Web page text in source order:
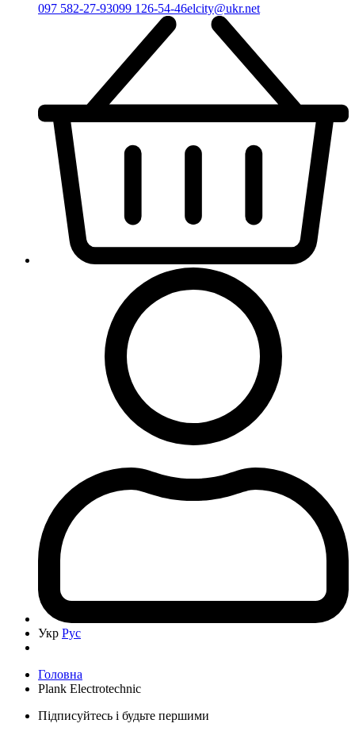
097 582-27-93099 126-54-46elcity@ukr.net
Укр Рус
Головна
Plank Electrotechnic
Підписуйтесь і будьте першими